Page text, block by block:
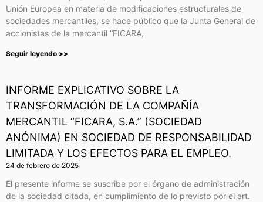
Unión Europea en materia de modificaciones estructurales de
sociedades mercantiles, se hace público que la Junta General de
accionistas de la mercantil “FICARA,
Seguir leyendo >>
INFORME EXPLICATIVO SOBRE LA
TRANSFORMACIÓN DE LA COMPAÑÍA
MERCANTIL “FICARA, S.A.” (SOCIEDAD
ANÓNIMA) EN SOCIEDAD DE RESPONSABILIDAD
LIMITADA Y LOS EFECTOS PARA EL EMPLEO.
24 de febrero de 2025
El presente informe se suscribe por el órgano de administración
de la sociedad citada, en cumplimiento de lo previsto por el art.